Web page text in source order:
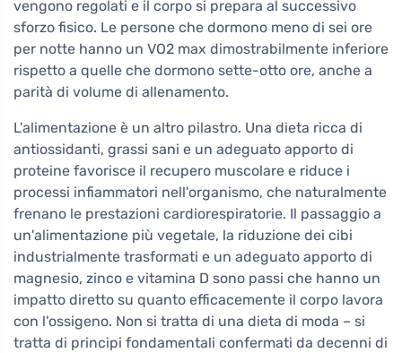
vengono regolati e il corpo si prepara al successivo
sforzo fisico. Le persone che dormono meno di sei ore
per notte hanno un VO2 max dimostrabilmente inferiore
rispetto a quelle che dormono sette-otto ore, anche a
parità di volume di allenamento.
L'alimentazione è un altro pilastro. Una dieta ricca di
antiossidanti, grassi sani e un adeguato apporto di
proteine favorisce il recupero muscolare e riduce i
processi infiammatori nell'organismo, che naturalmente
frenano le prestazioni cardiorespiratorie. Il passaggio a
un'alimentazione più vegetale, la riduzione dei cibi
industrialmente trasformati e un adeguato apporto di
magnesio, zinco e vitamina D sono passi che hanno un
impatto diretto su quanto efficacemente il corpo lavora
con l'ossigeno. Non si tratta di una dieta di moda – si
tratta di principi fondamentali confermati da decenni di